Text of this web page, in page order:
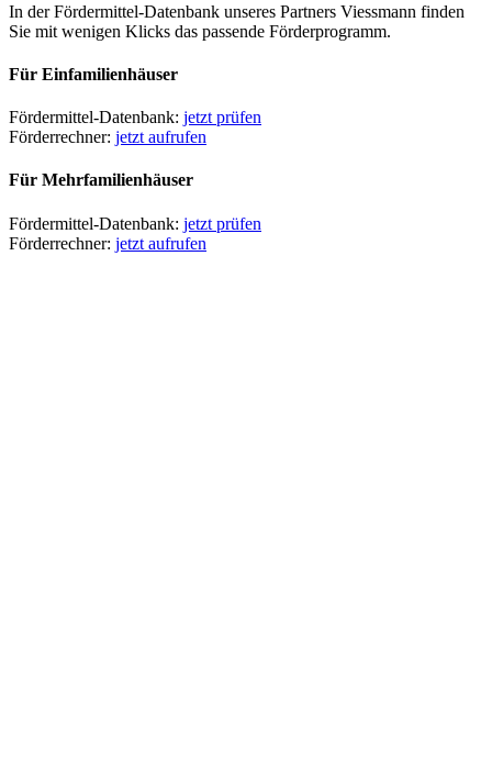
In der Fördermittel-Datenbank unseres Partners Viessmann finden
Sie mit wenigen Klicks das passende Förderprogramm.
Für Einfamilienhäuser
Fördermittel-Datenbank: jetzt prüfen
Förderrechner: jetzt aufrufen
Für Mehrfamilienhäuser
Fördermittel-Datenbank: jetzt prüfen
Förderrechner: jetzt aufrufen